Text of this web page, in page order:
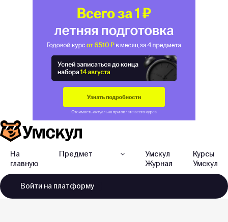
На
главную
Предмет
Умскул
Журнал
Курсы
Умскул
Войти на платформу